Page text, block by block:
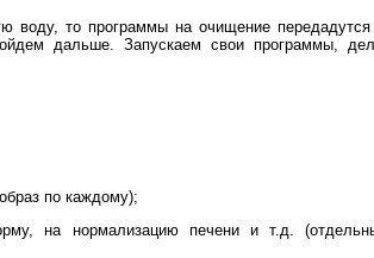
воду, то программы на очищение
дальше. Запускаем свои программы,
по каждому);
на нормализацию печени и т.д.